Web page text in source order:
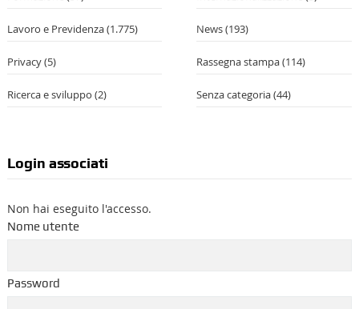
Lavoro e Previdenza(1.775) News(193)
Privacy(5) Rassegna stampa(114)
Ricerca e sviluppo (2) Senza categoria(44)
Login associati
Non hai eseguito l'accesso.
Nome utente
Password